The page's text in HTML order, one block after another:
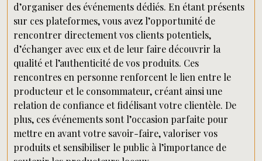
d’organiser des événements dédiés. En étant présents
sur ces plateformes, vous avez l’opportunité de
rencontrer directement vos clients potentiels,
d’échanger avec eux et de leur faire découvrir la
qualité et l’authenticité de vos produits. Ces
rencontres en personne renforcent le lien entre le
producteur et le consommateur, créant ainsi une
relation de confiance et fidélisant votre clientèle. De
plus, ces événements sont l’occasion parfaite pour
mettre en avant votre savoir-faire, valoriser vos
produits et sensibiliser le public à l’importance de